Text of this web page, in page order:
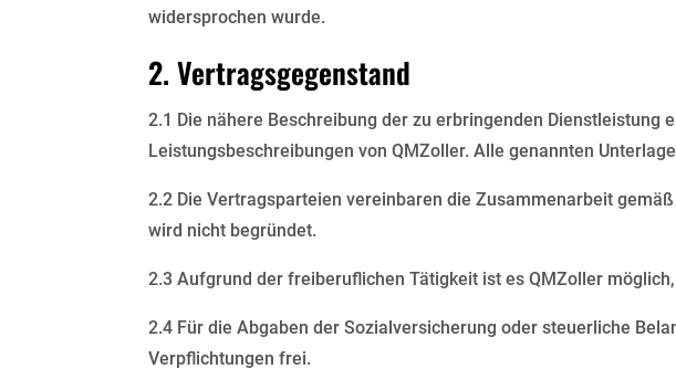
widersprochen wurde.
2. Vertragsgegenstand
2.1 Die nähere Beschreibung der zu erbringenden
Leistungsbeschreibungen von QMZoller. Alle genannten
2.2 Die Vertragsparteien vereinbaren die Zusammenarbeit
wird nicht begründet.
2.3 Aufgrund der freiberuflichen Tätigkeit ist es QMZoller
2.4 Für die Abgaben der Sozialversicherung oder steuerliche
Verpflichtungen frei.